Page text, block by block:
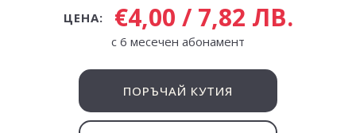
ЦЕНА: €4,00 / 7,82 ЛВ.
с 6 месечен абонамент
ПОРЪЧАЙ КУТИЯ